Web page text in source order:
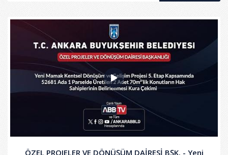
ÖZEL PROJELER VE DÖNÜŞÜM DAİRESİ BŞK. - Yeni